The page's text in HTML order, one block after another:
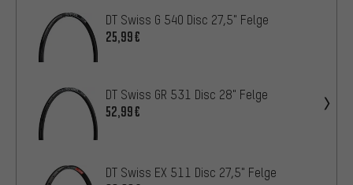
DT Swiss G 540 Disc 27,5" Felge
25,99€
DT Swiss GR 531 Disc 28" Felge
52,99€
DT Swiss EX 511 Disc 27,5" Felge